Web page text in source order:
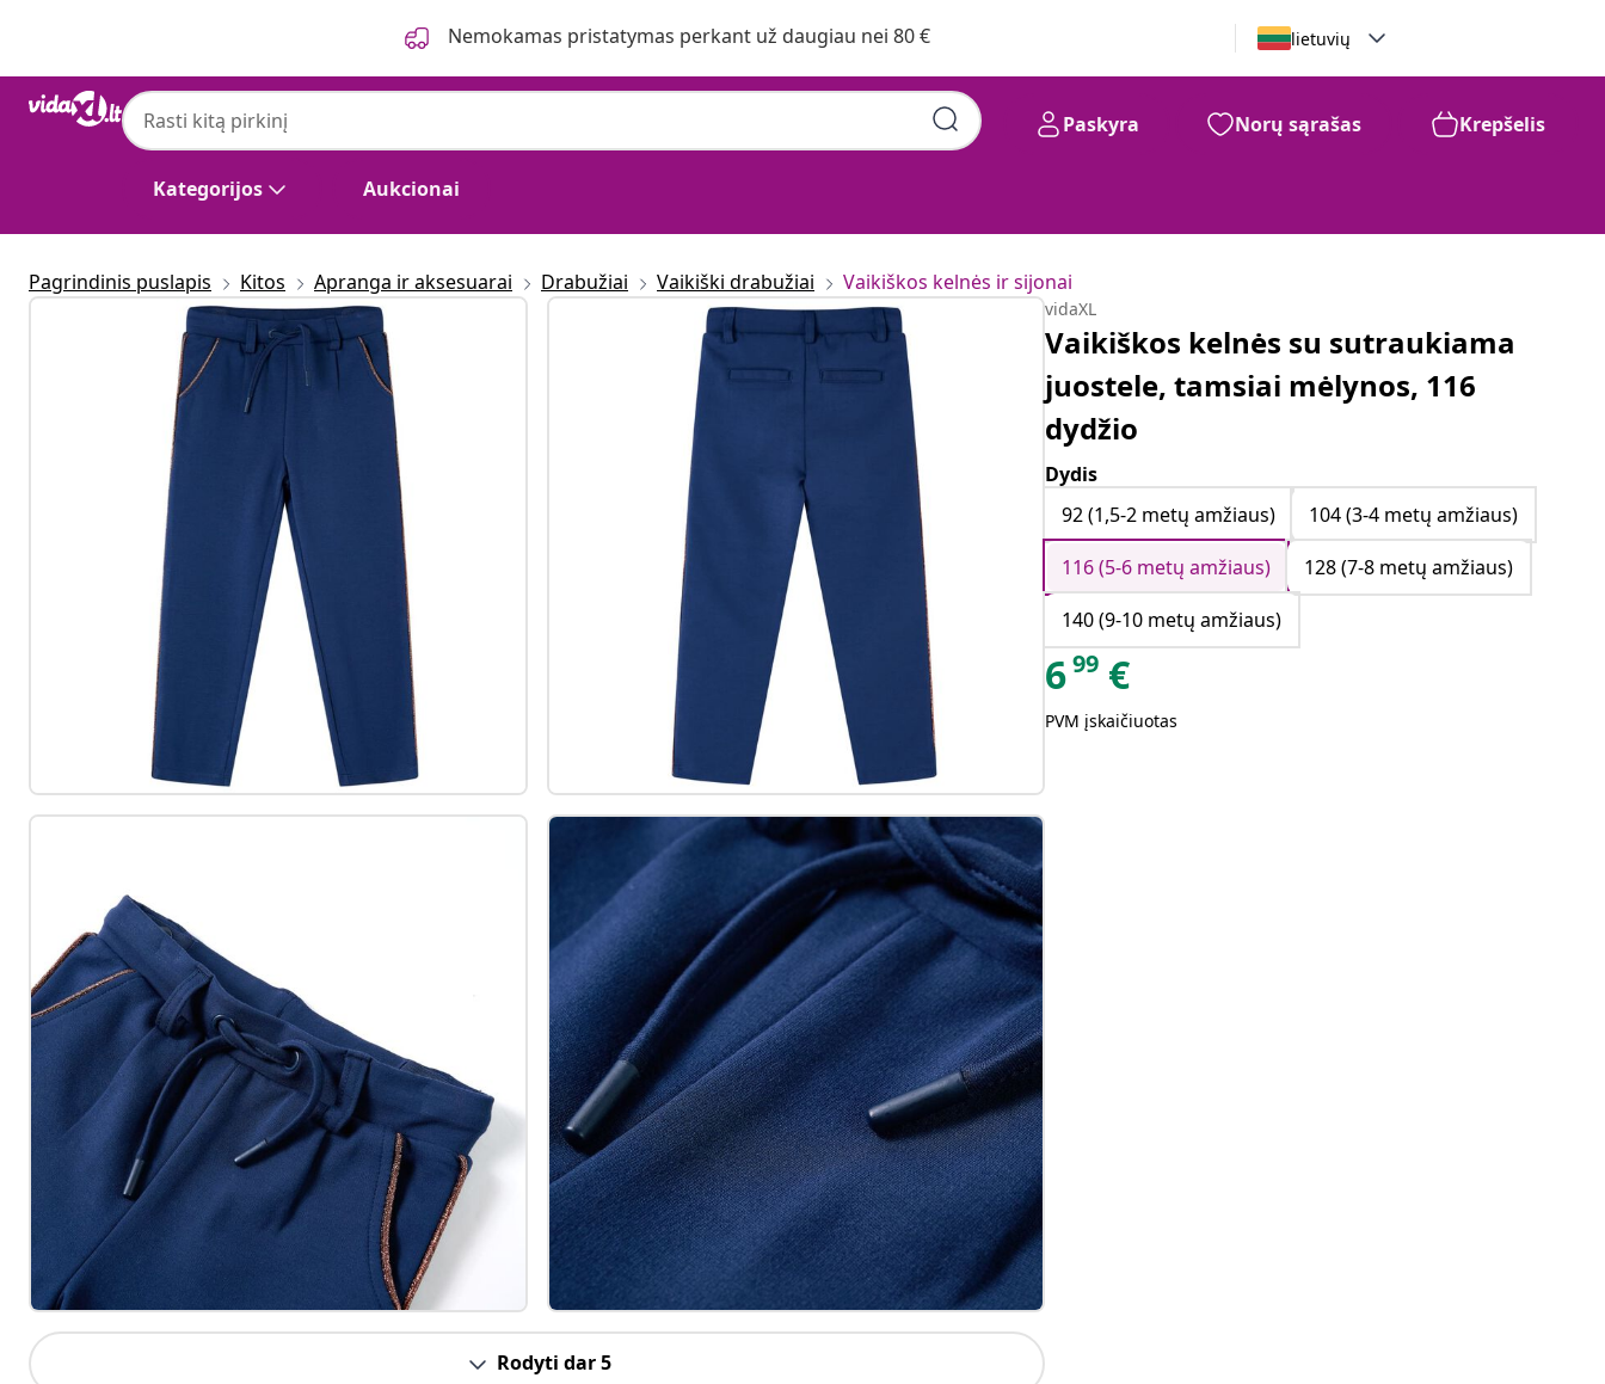
Nemokamas pristatymas perkant už daugiau nei 80 € lietuvių
Kategorijos Aukcionai
Paskyra Norų sąrašas Krepšelis
Pagrindinis puslapis Kitos Apranga ir aksesuarai Drabužiai Vaikiški drabužiai Vaikiškos kelnės ir sijonai
Rodyti dar 5
vidaXL
Vaikiškos kelnės su sutraukiama
juostele, tamsiai mėlynos, 116
dydžio
Dydis
92 (1,5-2 metų amžiaus)
104 (3-4 metų amžiaus)
116 (5-6 metų amžiaus)
128 (7-8 metų amžiaus)
140 (9-10 metų amžiaus)
699 €
PVM įskaičiuotas